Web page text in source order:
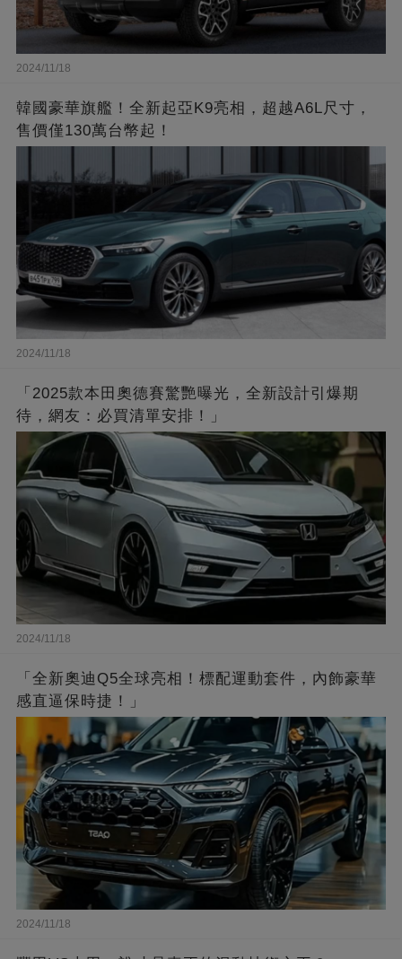
2024/11/18
韓國豪華旗艦！全新起亞K9亮相，超越A6L尺寸，
售價僅130萬台幣起！
2024/11/18
「2025款本田奧德賽驚艷曝光，全新設計引爆期
待，網友：必買清單安排！」
2024/11/18
「全新奧迪Q5全球亮相！標配運動套件，內飾豪華
感直逼保時捷！」
2024/11/18